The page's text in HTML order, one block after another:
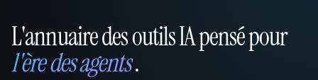
That AI Collection
L'annuaire des outils IA pensé pour
l'ère des agents.